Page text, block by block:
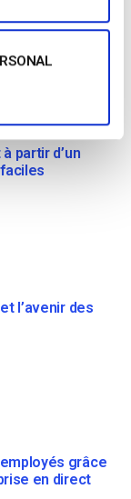
partir d’un
l’avenir des
grâce
en direct